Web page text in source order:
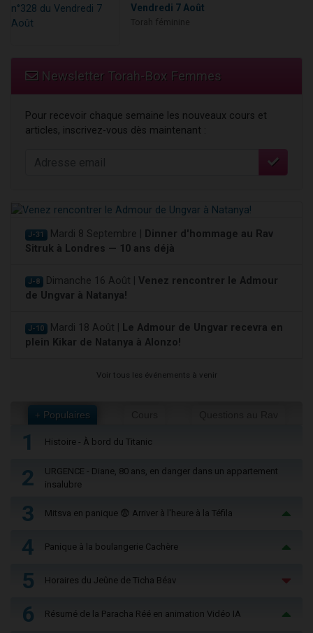
Vendredi 7 Août
Newsletter Torah-Box Femmes
Pour recevoir chaque semaine les nouveaux cours et
articles, inscrivez-vous dès maintenant :
J-31 Mardi 8 Septembre |
Dinner d'hommage au Rav
Sitruk à Londres — 10 ans déjà
J-8 Dimanche 16 Août | Venez rencontrer le Admour
de Ungvar à Natanya!
J-10 Mardi 18 Août |
Le Admour de Ungvar recevra en
plein Kikar de Natanya à Alonzo!
Voir tous les événements à venir
+ Populaires
1 Histoire - À bord du Titanic
2
URGENCE - Diane, 80 ans, en danger dans un appartement
insalubre
3 Mitsva en panique 😨 Arriver à l'heure à la Téfila
4 Panique à la boulangerie Cachère
5 Horaires du Jeûne de Ticha Béav
6 Résumé de la Paracha Réé en animation Vidéo IA